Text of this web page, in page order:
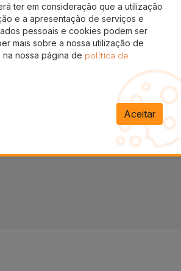
ter em consideração que a utilização
e a apresentação de serviços e
pessoais e cookies podem ser
mais sobre a nossa utilização de
nossa página de política de
Aceitar